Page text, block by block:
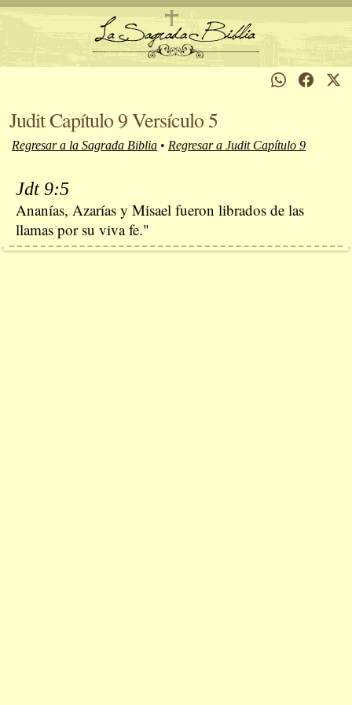
Judit Capítulo 9 Versículo 5
Regresar a la Sagrada Biblia • Regresar a Judit Capítulo 9
Jdt 9:5
Ananías, Azarías y Misael fueron librados de las
llamas por su viva fe."